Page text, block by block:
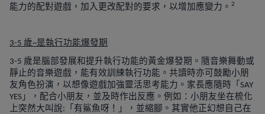
能力的配對遊戲，加入更改配對的要求，以增加應變力。 2
3-5 歲~是執行功能爆發期
3-5 歲是腦部發展和提升執行功能的黃金爆發期。隨音樂舞動或
靜止的音樂遊戲，能有效訓練執行功能。共讀時亦可鼓勵小朋
友角色扮演，以想像遊戲加強靈活思考能力。家長應隨時「 SAY
YES 」，配合小朋友，並及時作出反應。例如：小朋友坐在梳化
上突然大叫說: 「有鯊魚呀！」，並縮腳。其實他正幻想自己在